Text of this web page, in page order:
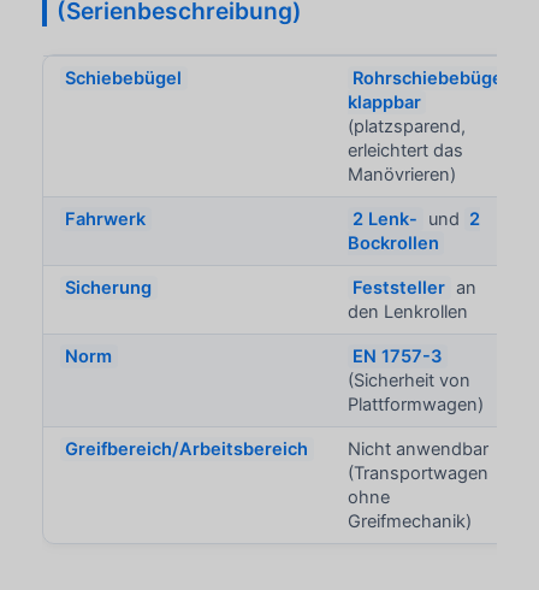
(Serienbeschreibung)
Schiebebügel
Rohrschiebebügel
klappbar
(platzsparend,
erleichtert das
Manövrieren)
Fahrwerk 2 Lenk- und 2
Bockrollen
Sicherung Feststeller an
den Lenkrollen
Norm
EN 1757-3
(Sicherheit von
Plattformwagen)
Greifbereich/Arbeitsbereich
Nicht anwendbar
(Transportwagen
ohne
Greifmechanik)